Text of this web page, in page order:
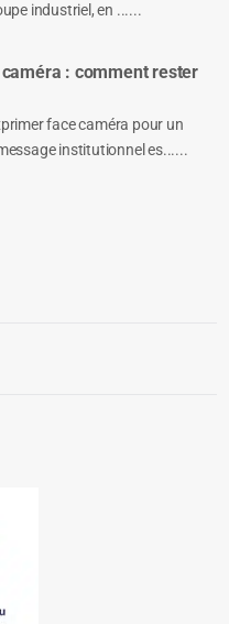
industriel, en ......
: comment rester
face caméra pour un
institutionnel es......